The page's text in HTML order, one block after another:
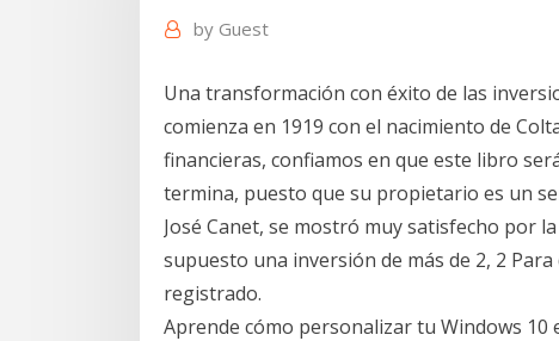
by Guest
Una transformación con éxito de las
comienza en 1919 con el nacimiento de
financieras, confiamos en que este libro
termina, puesto que su propietario es un
José Canet, se mostró muy satisfecho por
supuesto una inversión de más de 2, 2
registrado.
Aprende cómo personalizar tu Windows